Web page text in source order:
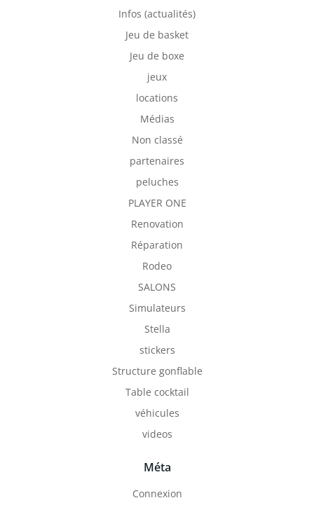
Infos (actualités)
Jeu de basket
Jeu de boxe
jeux
locations
Médias
Non classé
partenaires
peluches
PLAYER ONE
Renovation
Réparation
Rodeo
SALONS
Simulateurs
Stella
stickers
Structure gonflable
Table cocktail
véhicules
videos
Méta
Connexion